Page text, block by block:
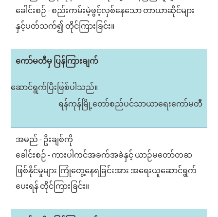
ခေါင်းစဉ် - စည်းကမ်းမဲ့ဖွင့်လှစ်နေသော တာယာဆိုင်များ
နှင့်ပတ်သက်၍ တိုင်ကြားခြင်း။
ကော်မတီမှ ပြန်ကြားချက်
ဆောင်ရွက်ပြီးဖြစ်ပါသည်။
ရန်ကုန်မြို့တော်စည်ပင်သာယာရေးကော်မတီ
အမည် - ဦးချစ်ကို
ခေါင်းစဉ် - ကားပါကင်အခက်အခဲနှင့် ယာဉ်မတော်တဆ
ဖြစ်နိုင်မှုများ ကြုံတွေ့နေရခြင်းအား အရေးယူဆောင်ရွက်
ပေးရန် တိုင်ကြားခြင်း။